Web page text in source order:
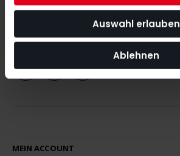
Auswahl erlauben
Ablehnen
MEIN ACCOUNT